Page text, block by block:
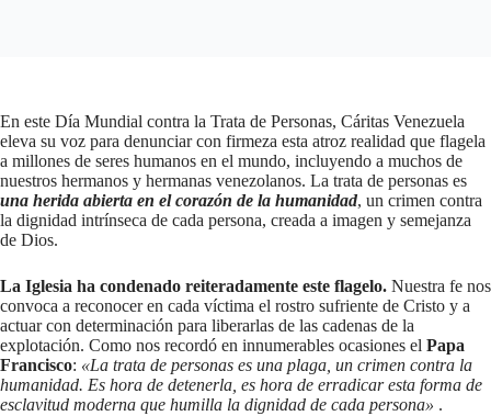
En este Día Mundial contra la Trata de Personas, Cáritas Venezuela
eleva su voz para denunciar con firmeza esta atroz realidad que flagela
a millones de seres humanos en el mundo, incluyendo a muchos de
nuestros hermanos y hermanas venezolanos. La trata de personas es
una herida abierta en el corazón de la humanidad, un crimen contra
la dignidad intrínseca de cada persona, creada a imagen y semejanza
de Dios.
La Iglesia ha condenado reiteradamente este flagelo. Nuestra fe nos
convoca a reconocer en cada víctima el rostro sufriente de Cristo y a
actuar con determinación para liberarlas de las cadenas de la
explotación. Como nos recordó en innumerables ocasiones el Papa
Francisco: «La trata de personas es una plaga, un crimen contra la
humanidad. Es hora de detenerla, es hora de erradicar esta forma de
esclavitud moderna que humilla la dignidad de cada persona» .